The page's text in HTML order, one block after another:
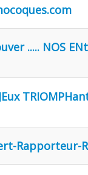
..... NOS
Rapporteur-